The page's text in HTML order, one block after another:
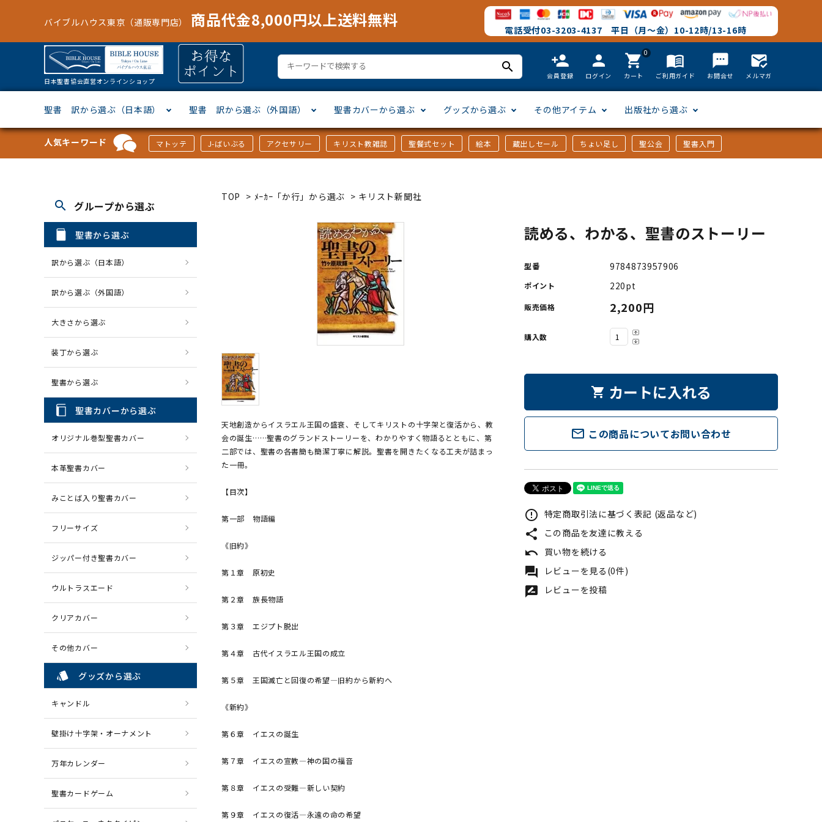
バイブルハウス東京（通販専門店） 商品代金8,000円以上送料無料 電話受付03-3203-4137 平日（月～金）10-12時/13-16時
日本聖書協会直営オンラインショップ
search person_add
会員登録
person
ログイン
0
shopping_cart
カート
menu_book
ご利用ガイド
textsms
お問合せ
mark_email_read
メルマガ
聖書 訳から選ぶ（日本語）
新改訳
聖書 訳から選ぶ（外国語）
ドイツ語
その他ヨーロッパ言語
聖書カバーから選ぶ
ジッパー付き聖書カバー
グッズから選ぶ
パスケース・ネクタイピン
CD・MP3 パソコンソフトCD-ROM
その他アイテム
聖書通読
出版社から選ぶ
「な行」から選ぶ
「わ行」から選ぶ
人気キーワード マトッテ J-ばいぶる アクセサリー キリスト教雑誌 聖餐式セット 絵本 蔵出しセール ちょい足し 聖公会 聖書入門
TOP > ﾒｰｶｰ「か行」から選ぶ > キリスト新聞社
天地創造からイスラエル王国の盛衰、そしてキリストの十字架と復活から、教
会の誕生……聖書のグランドストーリーを、わかりやすく物語るとともに、第
二部では、聖書の各書簡も簡潔丁寧に解説。聖書を開きたくなる工夫が詰まっ
た一冊。
【目次】
第一部 物語編
《旧約》
第１章 原初史
第２章 族長物語
第３章 エジプト脱出
第４章 古代イスラエル王国の成立
第５章 王国滅亡と回復の希望―旧約から新約へ
《新約》
第６章 イエスの誕生
第７章 イエスの宣教―神の国の福音
第８章 イエスの受難―新しい契約
第９章 イエスの復活―永遠の命の希望
読める、わかる、聖書のストーリー
型番 9784873957906
ポイント 220pt
販売価格 2,200円
購入数
shopping_cart カートに入れる
mail_outline この商品についてお問い合わせ
error_outline 特定商取引法に基づく表記 (返品など)
share この商品を友達に教える
undo 買い物を続ける
forum レビューを見る(0件)
rate_review レビューを投稿
search グループから選ぶ
聖書から選ぶ
訳から選ぶ（日本語）
訳から選ぶ（外国語）
大きさから選ぶ
装丁から選ぶ
聖書から選ぶ
聖書カバーから選ぶ
オリジナル巻型聖書カバー
本革聖書カバー
みことば入り聖書カバー
フリーサイズ
ジッパー付き聖書カバー
ウルトラスエード
クリアカバー
その他カバー
style グッズから選ぶ
キャンドル
壁掛け十字架・オーナメント
万年カレンダー
聖書カードゲーム